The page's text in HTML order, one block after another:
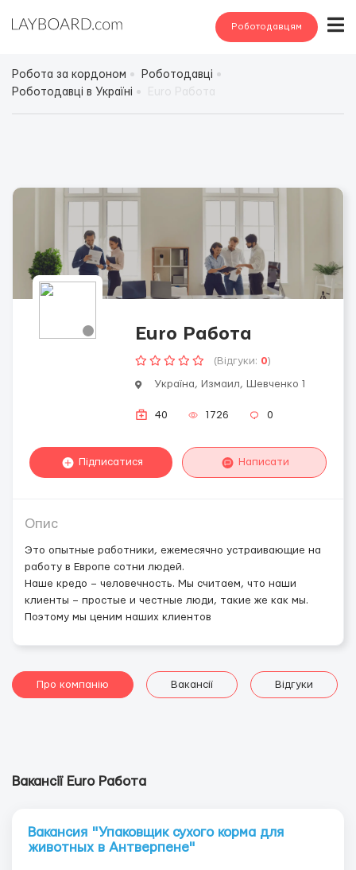
Роботодавцям
Робота за кордоном
Роботодавці
Роботодавці в Україні
Euro Работа
(Відгуки: 0)
Україна, Измаил, Шевченко 1
40 1726 0
Підписатися Написати
Опис
Это опытные работники, ежемесячно устраивающие на
работу в Европе сотни людей.
Наше кредо – человечность. Мы считаем, что наши
клиенты – простые и честные люди, такие же как мы.
Поэтому мы ценим наших клиентов
Про компанію Вакансії Відгуки
Вакансії Euro Работа
Вакансия "Упаковщик сухого корма для
животных в Антверпене"